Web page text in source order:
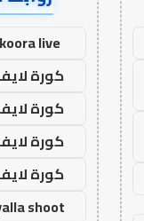
koora live
كورة
كورة
كورة
كورة
shoot